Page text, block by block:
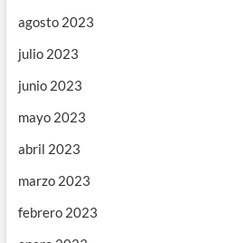
agosto 2023
julio 2023
junio 2023
mayo 2023
abril 2023
marzo 2023
febrero 2023